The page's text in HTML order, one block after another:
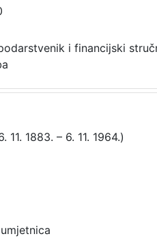
i financijski
11. 1883. – 6. 11. 1964.)